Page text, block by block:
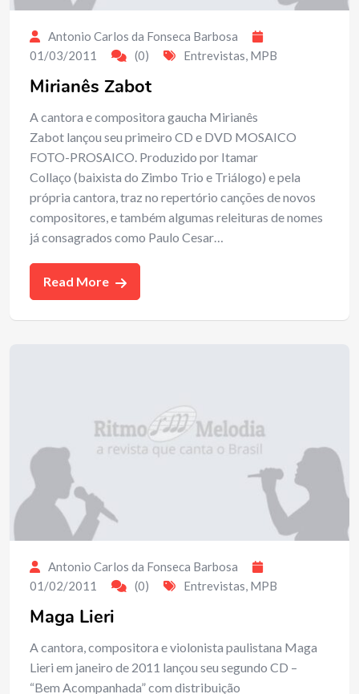
Antonio Carlos da Fonseca Barbosa
01/03/2011
(0) Entrevistas, MPB
Mirianês Zabot
A cantora e compositora gaucha Mirianês
Zabot lançou seu primeiro CD e DVD MOSAICO
FOTO-PROSAICO. Produzido por Itamar
Collaço (baixista do Zimbo Trio e Triálogo) e pela
própria cantora, traz no repertório canções de novos
compositores, e também algumas releituras de nomes
já consagrados como Paulo Cesar…
Read More
Antonio Carlos da Fonseca Barbosa
01/02/2011
(0) Entrevistas, MPB
Maga Lieri
A cantora, compositora e violonista paulistana Maga
Lieri em janeiro de 2011 lançou seu segundo CD –
“Bem Acompanhada” com distribuição